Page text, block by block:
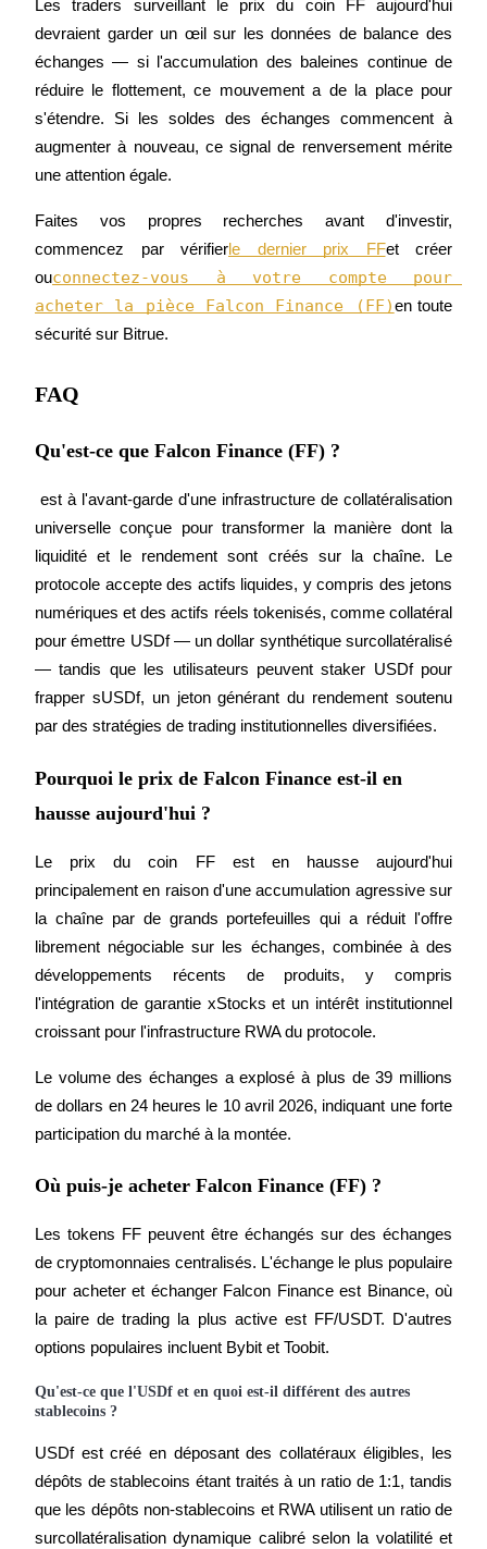
Les traders surveillant le prix du coin FF aujourd'hui
devraient garder un œil sur les données de balance des
échanges — si l'accumulation des baleines continue de
réduire le flottement, ce mouvement a de la place pour
s'étendre. Si les soldes des échanges commencent à
augmenter à nouveau, ce signal de renversement mérite
une attention égale.
Faites vos propres recherches avant d'investir,
commencez par vérifierle dernier prix FFet créer
ouconnectez-vous à votre compte pour
acheter la pièce Falcon Finance (FF)en toute
sécurité sur Bitrue.
FAQ
Qu'est-ce que Falcon Finance (FF) ?
universelle conçue pour transformer la manière dont la
liquidité et le rendement sont créés sur la chaîne. Le
protocole accepte des actifs liquides, y compris des jetons
numériques et des actifs réels tokenisés, comme collatéral
pour émettre USDf — un dollar synthétique surcollatéralisé
— tandis que les utilisateurs peuvent staker USDf pour
frapper sUSDf, un jeton générant du rendement soutenu
par des stratégies de trading institutionnelles diversifiées.
Pourquoi le prix de Falcon Finance est-il en
hausse aujourd'hui ?
Le prix du coin FF est en hausse aujourd'hui
principalement en raison d'une accumulation agressive sur
la chaîne par de grands portefeuilles qui a réduit l'offre
librement négociable sur les échanges, combinée à des
développements récents de produits, y compris
l'intégration de garantie xStocks et un intérêt institutionnel
croissant pour l'infrastructure RWA du protocole.
Le volume des échanges a explosé à plus de 39 millions
de dollars en 24 heures le 10 avril 2026, indiquant une forte
participation du marché à la montée.
Où puis-je acheter Falcon Finance (FF) ?
Les tokens FF peuvent être échangés sur des échanges
de cryptomonnaies centralisés. L'échange le plus populaire
pour acheter et échanger Falcon Finance est Binance, où
la paire de trading la plus active est FF/USDT. D'autres
options populaires incluent Bybit et Toobit.
Qu'est-ce que l'USDf et en quoi est-il différent des autres
stablecoins ?
USDf est créé en déposant des collatéraux éligibles, les
dépôts de stablecoins étant traités à un ratio de 1:1, tandis
que les dépôts non-stablecoins et RWA utilisent un ratio de
surcollatéralisation dynamique calibré selon la volatilité et